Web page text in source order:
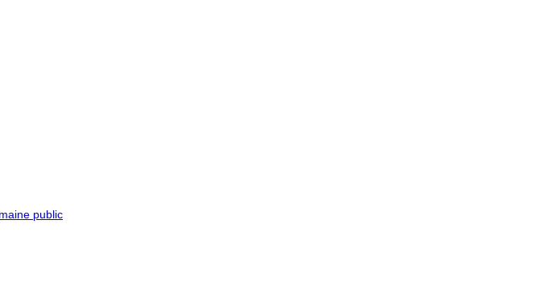
public